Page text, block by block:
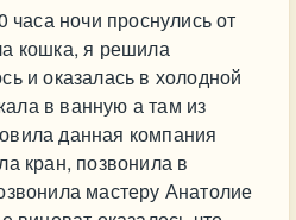
часа ночи проснулись от
кошка, я решила
и оказалась в холодной
в ванную а там из
данная компания
кран, позвонила в
мастеру Анатолие